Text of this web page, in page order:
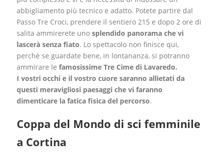
abbigliamento più tecnico e adatto. Potete partire dal
Passo Tre Croci, prendere il sentiero 215 e dopo 2 ore di
salita ammirerete unosplendido panorama che vi
lascerà senza fiato. Lo spettacolo non finisce qui,
perchè se guardate bene, in lontananza, si potranno
ammirare lefamosissime Tre Cime di Lavaredo.
I vostri occhi e il vostro cuore saranno allietati da
questi meravigliosi paesaggiche vi faranno
dimenticare la fatica fisica del percorso.
Coppa del Mondo di sci femminile
a Cortina